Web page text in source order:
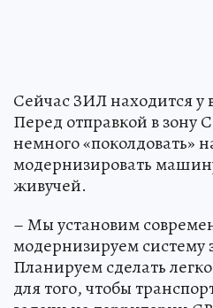
Сейчас ЗИЛ находится
Перед отправкой в зону
немного «поколдовать»
модернизировать
живучей.
– Мы установим
модернизируем систему
Планируем сделать
для того, чтобы